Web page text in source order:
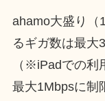
ahamo大盛り（
るギガ数は最大
（※iPadでの利
最大1Mbpsに制